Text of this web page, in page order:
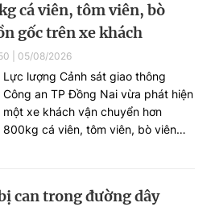
cá viên, tôm viên, bò
gốc trên xe khách
05/08/2026
Lực lượng Cảnh sát giao thông
Công an TP Đồng Nai vừa phát hiện
một xe khách vận chuyển hơn
800kg cá viên, tôm viên, bò viên
chung với nhiều loại hàng hóa khác
can trong đường dây